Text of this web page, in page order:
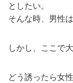
としたい。
そんな時、男性
しかし、ここで
どう誘ったら女